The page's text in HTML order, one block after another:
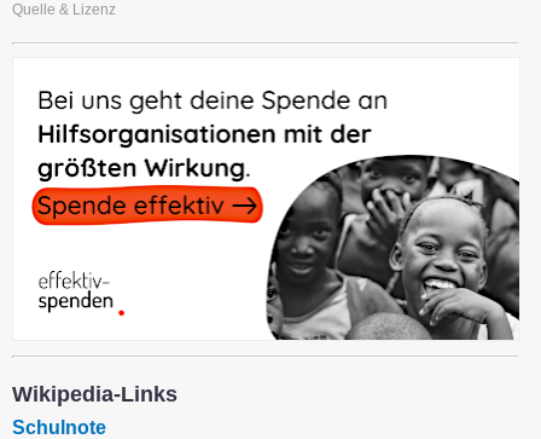
Quelle & Lizenz
Wikipedia-Links
Schulnote